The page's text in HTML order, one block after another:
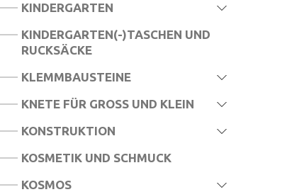
KINDERGARTEN
KINDERGARTEN(-)TASCHEN UND
RUCKSÄCKE
KLEMMBAUSTEINE
KNETE FÜR GROSS UND KLEIN
KONSTRUKTION
KOSMETIK UND SCHMUCK
KOSMOS